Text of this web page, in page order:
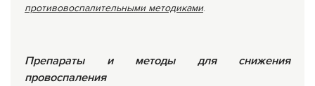
противовоспалительными методиками.
Препараты и методы для снижения
провоспаления